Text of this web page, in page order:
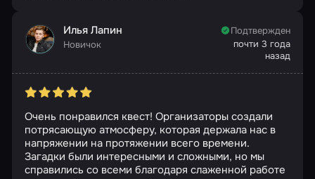
Илья Лапин
Новичок
Подтвержден
почти 3 года
назад
Очень понравился квест! Организаторы создали
потрясающую атмосферу, которая держала нас в
напряжении на протяжении всего времени.
Загадки были интересными и сложными, но мы
справились со всеми благодаря слаженной работе